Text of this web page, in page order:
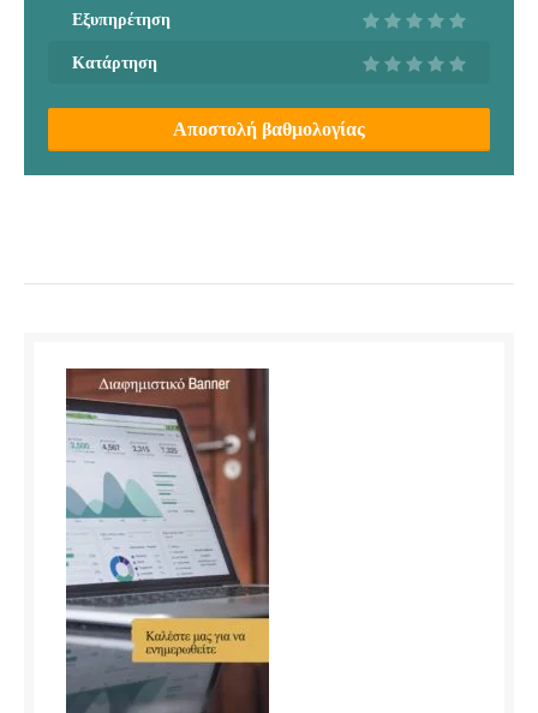
Εξυπηρέτηση
Κατάρτηση
Αποστολή βαθμολογίας